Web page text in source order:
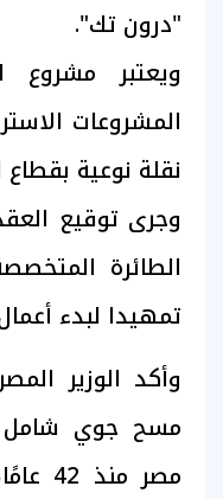
"درون تك".
ويعتبر
المشروعات
نقلة نوعية
وجرى توقيع
الطائرة
تمهيدا لبدء
وأكد الوزير
مسح جوي شامل
مصر